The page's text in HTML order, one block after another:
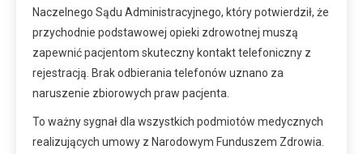
Naczelnego Sądu Administracyjnego, który potwierdził, że
przychodnie podstawowej opieki zdrowotnej muszą
zapewnić pacjentom skuteczny kontakt telefoniczny z
rejestracją. Brak odbierania telefonów uznano za
naruszenie zbiorowych praw pacjenta.
To ważny sygnał dla wszystkich podmiotów medycznych
realizujących umowy z Narodowym Funduszem Zdrowia.